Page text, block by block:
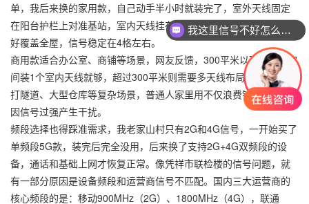
单，我后来换的家用款，自己动手半小时就装完了，室外天线固定
在阳台护栏上对准基站，室内天线挂在卧室墙面2.3米高的位置，刚
好覆盖全屋，信号稳定在4格左右。
商用款适合办公室、商铺等场景，网友反馈，300平米以下的开阔空
间装1个室内天线就够，超过300平米则需要多天线布局。工业款主
打隧道、大型仓库等复杂场景，普通人家里用不仅浪费钱，还容易
因信号过强产生干扰。
频段选择也得踩准需求，我老家山村只有2G和4G信号，一开始买了
单频段5G款，装完后完全没用，后来换了支持2G+4G双频段的设
备，通话和基础上网才恢复正常。像凭祥市联检楼的信号问题，就
有一部分原因是设备频段和运营商信号不匹配。国内三大运营商的
核心频段的是：移动900MHz（2G）、1800MHz（4G），联通
我这里信号不好怎么解决？